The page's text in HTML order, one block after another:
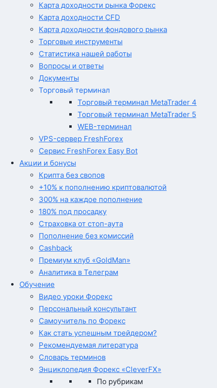
Карта доходности рынка Форекс
Карта доходности CFD
Карта доходности фондового рынка
Торговые инструменты
Статистика нашей работы
Вопросы и ответы
Документы
Торговый терминал
Торговый терминал MetaTrader 4
Торговый терминал MetaTrader 5
WEB-терминал
VPS-сервер FreshForex
Сервис FreshForex Easy Bot
Акции и бонусы
Крипта без свопов
+10% к пополнению криптовалютой
300% на каждое пополнение
180% под просадку
Страховка от стоп-аута
Пополнение без комиссий
Cashback
Премиум клуб «GoldMan»
Аналитика в Телеграм
Обучение
Видео уроки Форекс
Персональный консультант
Самоучитель по Форекс
Как стать успешным трейдером?
Рекомендуемая литература
Словарь терминов
Энциклопедия Форекс «CleverFX»
По рубрикам